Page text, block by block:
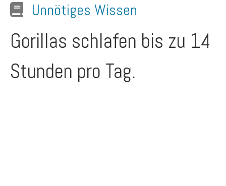
Unnötiges Wissen
Gorillas schlafen bis zu 14
Stunden pro Tag.